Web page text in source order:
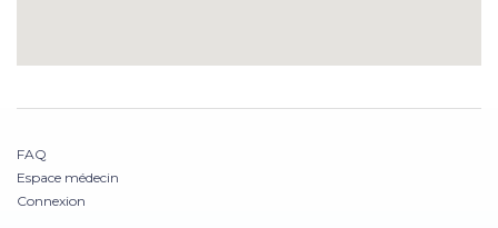
FAQ
Espace médecin
Connexion